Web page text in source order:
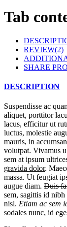
Tab
REVIEW(2)
SHARE
DESCRIPTION
Suspendisse ac
aliquet, porttitor
lacus, efficitur ut
luctus, molestie
mauris, in
volutpat. Vivamus
sem at ipsum
gravida dolor.
massa. Ut feugiat
augue diam. Duis
sem, sagittis id
nisl. Etiam ac sem
sodales nunc, id